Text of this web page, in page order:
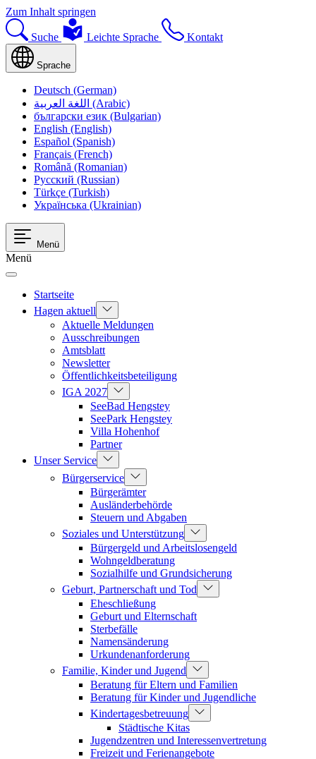
Zum Inhalt springen
Suche Leichte Sprache Kontakt
Sprache
Deutsch (German)
اللغة العربية (Arabic)
български език (Bulgarian)
English (English)
Español (Spanish)
Français (French)
Română (Romanian)
Русский (Russian)
Türkçe (Turkish)
Українська (Ukrainian)
Menü
Menü
Startseite
Hagen aktuell
Aktuelle Meldungen
Ausschreibungen
Amtsblatt
Newsletter
Öffentlichkeitsbeteiligung
IGA 2027
SeeBad Hengstey
SeePark Hengstey
Villa Hohenhof
Partner
Unser Service
Bürgerservice
Bürgerämter
Ausländerbehörde
Steuern und Abgaben
Soziales und Unterstützung
Bürgergeld und Arbeitslosengeld
Wohngeldberatung
Sozialhilfe und Grundsicherung
Geburt, Partnerschaft und Tod
Eheschließung
Geburt und Elternschaft
Sterbefälle
Namensänderung
Urkundenanforderung
Familie, Kinder und Jugend
Beratung für Eltern und Familien
Beratung für Kinder und Jugendliche
Kindertagesbetreuung
Städtische Kitas
Jugendzentren und Interessenvertretung
Freizeit und Ferienangebote